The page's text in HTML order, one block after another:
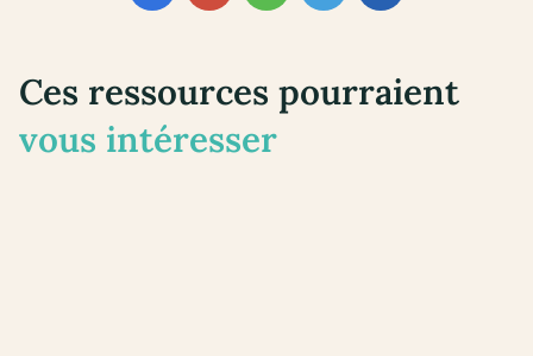
Ces ressources pourraient
vous intéresser